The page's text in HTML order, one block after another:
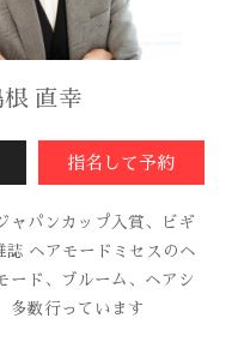
直幸
指名して予約
ャパンカップ入賞、ビギ
誌 ヘアモードミセスのヘ
ード、ブルーム、ヘアシ
多数行っています